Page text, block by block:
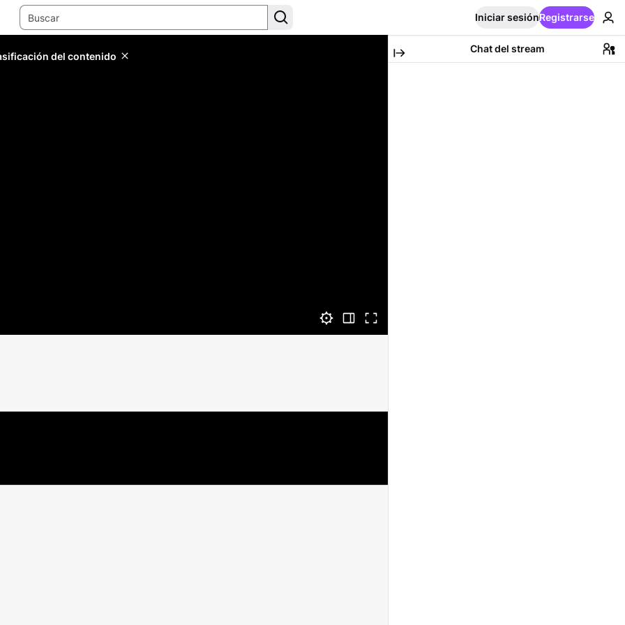
Iniciar sesiónRegistrarse
del contenido
Chat del stream